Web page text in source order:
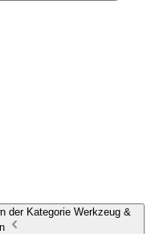
der Kategorie Werkzeug &